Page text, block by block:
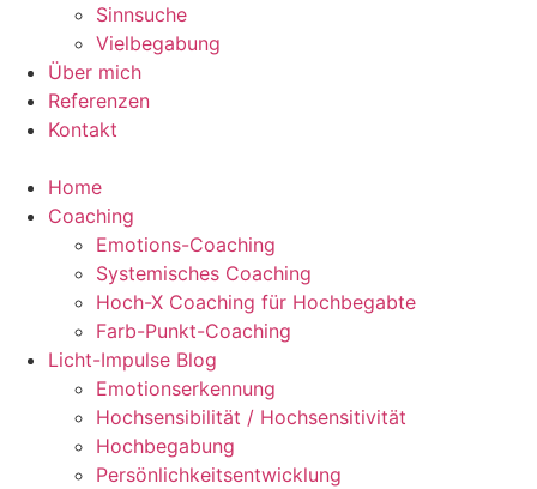
Sinnsuche
Vielbegabung
Über mich
Referenzen
Kontakt
Home
Coaching
Emotions-Coaching
Systemisches Coaching
Hoch-X Coaching für Hochbegabte
Farb-Punkt-Coaching
Licht-Impulse Blog
Emotionserkennung
Hochsensibilität / Hochsensitivität
Hochbegabung
Persönlichkeitsentwicklung